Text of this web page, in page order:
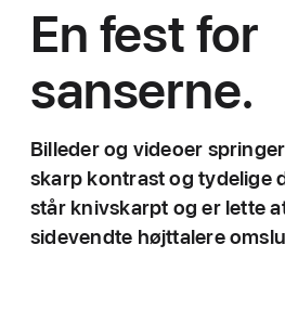
En fest for
sanserne.
Billeder og videoer
skarp kontrast og tydelige
står knivskarpt og er lette
sidevendte højttalere